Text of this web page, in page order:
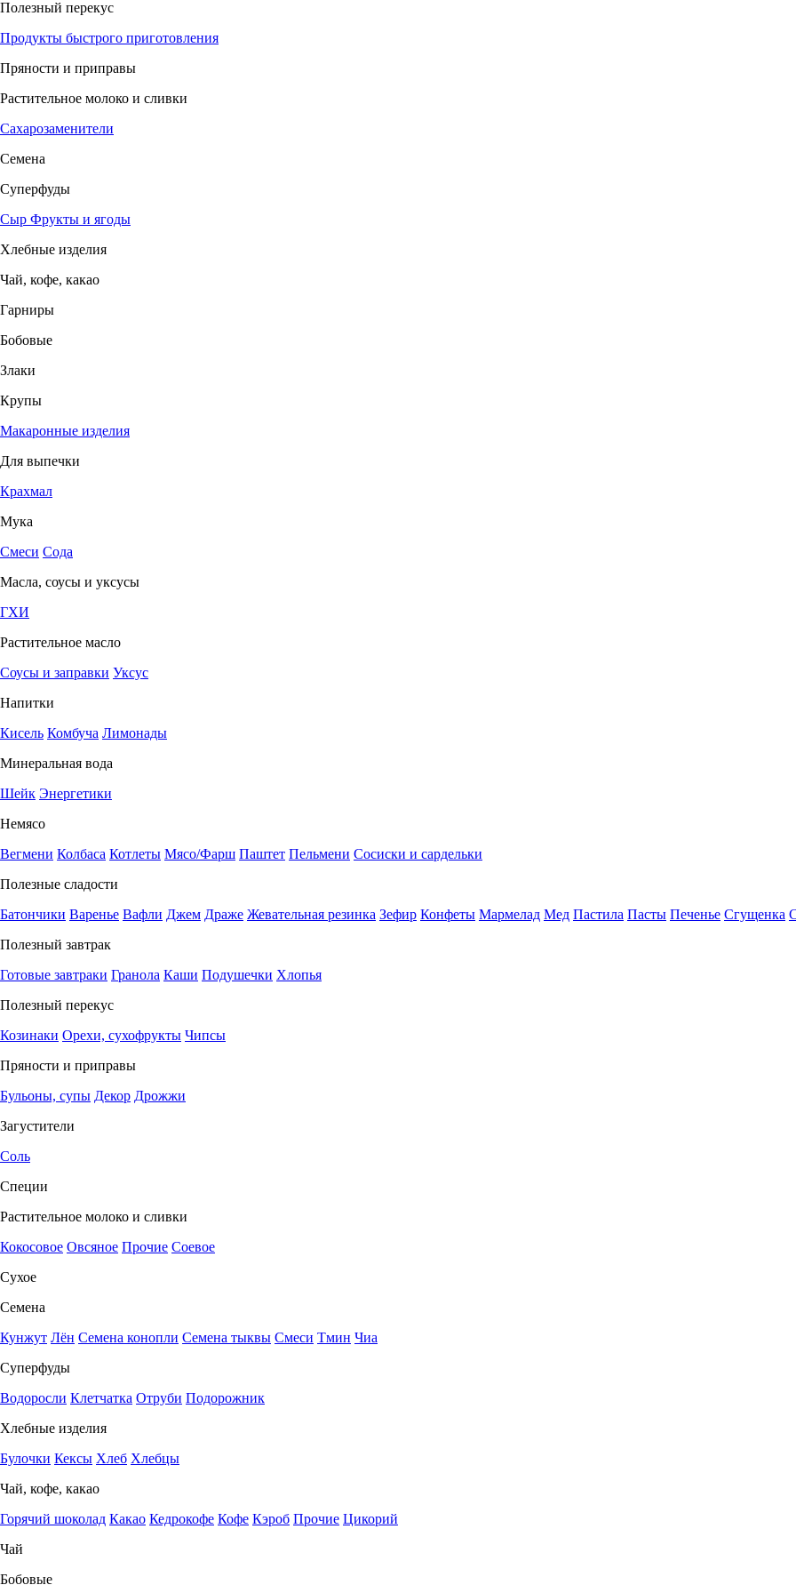
Полезный перекус
Продукты быстрого приготовления
Пряности и приправы
Растительное молоко и сливки
Сахарозаменители
Семена
Суперфуды
Сыр Фрукты и ягоды
Хлебные изделия
Чай, кофе, какао
Гарниры
Бобовые
Злаки
Крупы
Макаронные изделия
Для выпечки
Крахмал
Мука
Смеси Сода
Масла, соусы и уксусы
ГХИ
Растительное масло
Соусы и заправки Уксус
Напитки
Кисель Комбуча Лимонады
Минеральная вода
Шейк Энергетики
Немясо
Вегмени Колбаса Котлеты Мясо/Фарш Паштет Пельмени Сосиски и сардельки
Полезные сладости
Батончики Варенье Вафли Джем Драже Жевательная резинка Зефир Конфеты Мармелад Мед Пастила Пасты Печенье Сгущенка
Полезный завтрак
Готовые завтраки Гранола Каши Подушечки Хлопья
Полезный перекус
Козинаки Орехи, сухофрукты Чипсы
Пряности и приправы
Бульоны, супы Декор Дрожжи
Загустители
Соль
Специи
Растительное молоко и сливки
Кокосовое Овсяное Прочие Соевое
Сухое
Семена
Кунжут Лён Семена конопли Семена тыквы Смеси Тмин Чиа
Суперфуды
Водоросли Клетчатка Отруби Подорожник
Хлебные изделия
Булочки Кексы Хлеб Хлебцы
Чай, кофе, какао
Горячий шоколад Какао Кедрокофе Кофе Кэроб Прочие Цикорий
Чай
Бобовые